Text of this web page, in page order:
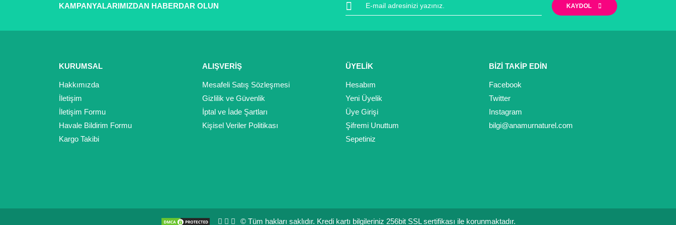
Ürün fiyatı diğer sitelerden daha pahalı.
Gönder
KAMPANYALARIMIZDAN HABERDAR OLUN KAYDOL
KURUMSAL
Hakkımızda
İletişim
İletişim Formu
Havale Bildirim Formu
Kargo Takibi
ALIŞVERİŞ
Mesafeli Satış Sözleşmesi
Gizlilik ve Güvenlik
İptal ve İade Şartları
Kişisel Veriler Politikası
ÜYELİK
Hesabım
Yeni Üyelik
Üye Girişi
Şifremi Unuttum
Sepetiniz
BİZİ TAKİP EDİN
Facebook
Twitter
Instagram
bilgi@anamurnaturel.com
© Tüm hakları saklıdır. Kredi kartı bilgileriniz 256bit SSL sertifikası ile korunmaktadır.